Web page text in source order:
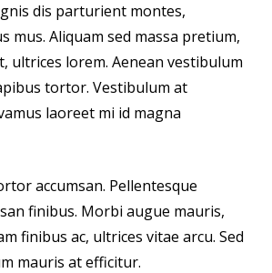
dis parturient montes,
mus. Aliquam sed massa pretium,
ultrices lorem. Aenean vestibulum
tortor. Vestibulum at
laoreet mi id magna
accumsan. Pellentesque
finibus. Morbi augue mauris,
finibus ac, ultrices vitae arcu. Sed
mauris at efficitur.